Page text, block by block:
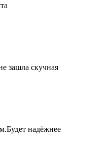
зашла скучная
надёжнее